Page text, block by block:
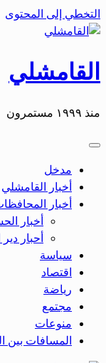
التخطي إلى المحتوى
القامشلي
منذ ١٩٩٩ مستمرون
مدخل
أخبار القامشلي
أخبار
أخبار
أحبار دير
سياسة
اقتصاد
رياضة
مجتمع
منوعات
المسافات بين